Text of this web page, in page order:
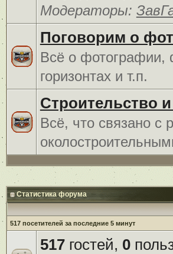
Модераторы:
Поговорим о
Всё о фотографии,
горизонтах и т.п.
Строительство
Всё, что связано с
Статистика форума
517 посетителей за последние 5 минут
517гостей, 0